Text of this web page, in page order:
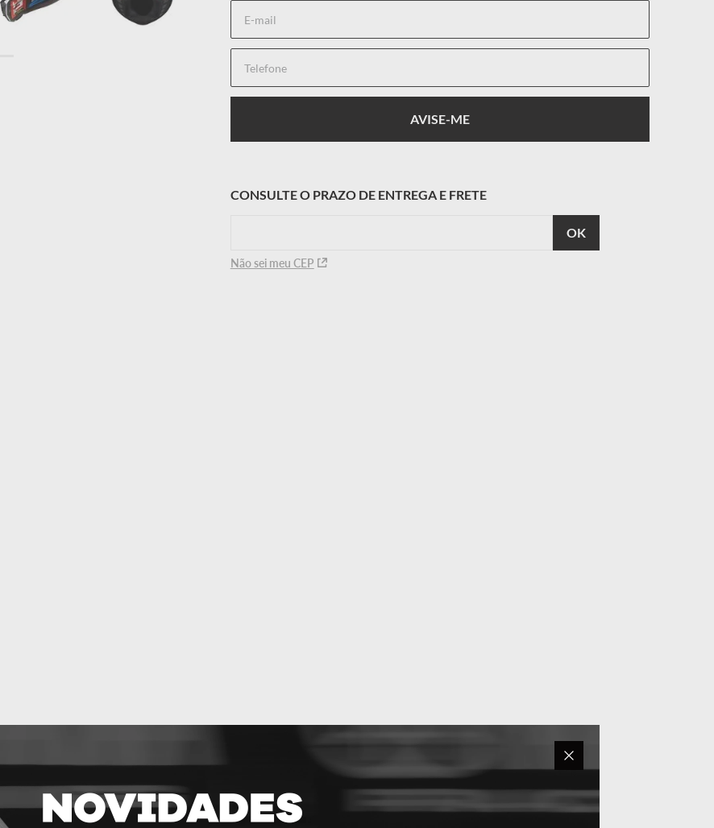
A viseira também recebe tratamentos anti-risco, proteção UV, preparação
recebe tratamento hipoalergênico e pode ser removível para lavagem. Sua
tecnologia XSTATIC® integra 99% de prata metálica na camada superficial
da forração.
Não sei meu CEP
CALCULAR
O FRETE